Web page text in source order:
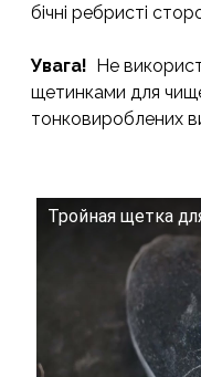
бічні ребристі
Увага! Не
щетинками для
тонковироблених
Тройная щетка